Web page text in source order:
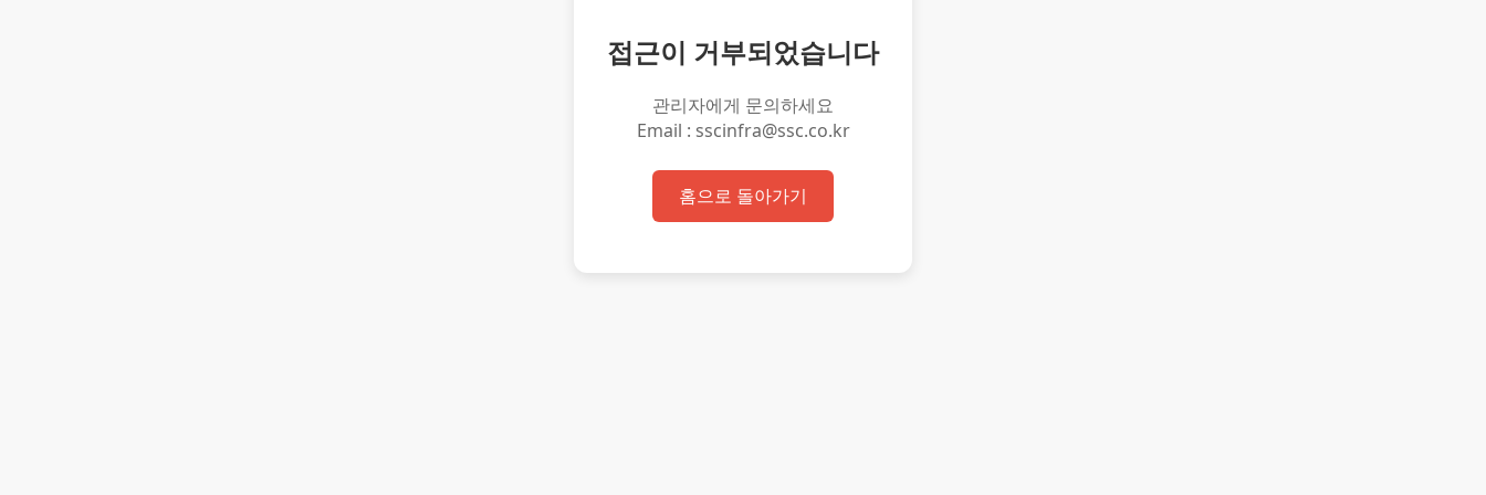
접근이 거부되었습니다
관리자에게 문의하세요
Email : sscinfra@ssc.co.kr
홈으로 돌아가기